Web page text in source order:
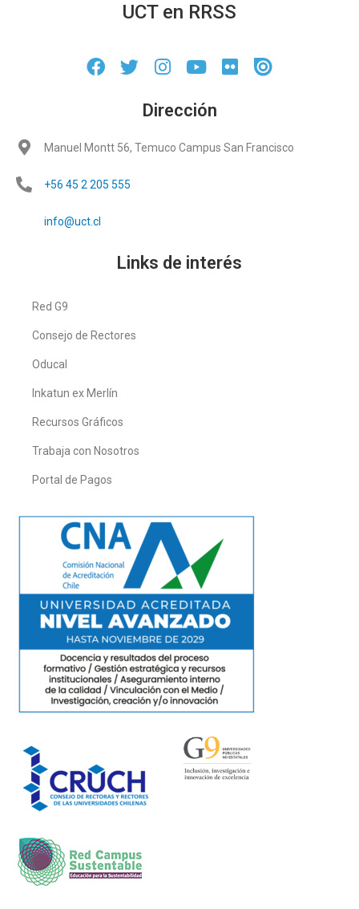
UCT en RRSS
Dirección
Manuel Montt 56, Temuco Campus San Francisco
+56 45 2 205 555
info@uct.cl
Links de interés
Red G9
Consejo de Rectores
Oducal
Inkatun ex Merlín
Recursos Gráficos
Trabaja con Nosotros
Portal de Pagos